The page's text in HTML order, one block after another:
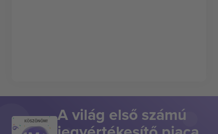
KÖSZÖNÖM! A világ első számú